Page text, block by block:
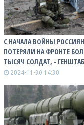
С НАЧАЛА ВОЙНЫ
ПОТЕРЯЛИ НА ФРОНТЕ
ТЫСЯЧ СОЛДАТ, - ГЕНШТАБ
2024-11-30 14:30